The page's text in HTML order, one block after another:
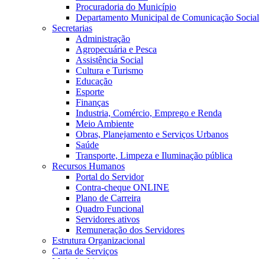
Procuradoria do Município
Departamento Municipal de Comunicação Social
Secretarias
Administração
Agropecuária e Pesca
Assistência Social
Cultura e Turismo
Educação
Esporte
Finanças
Industria, Comércio, Emprego e Renda
Meio Ambiente
Obras, Planejamento e Serviços Urbanos
Saúde
Transporte, Limpeza e Iluminação pública
Recursos Humanos
Portal do Servidor
Contra-cheque ONLINE
Plano de Carreira
Quadro Funcional
Servidores ativos
Remuneração dos Servidores
Estrutura Organizacional
Carta de Serviços